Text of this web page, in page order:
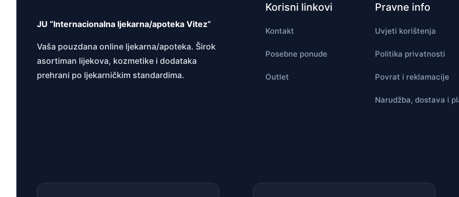
JU “Internacionalna ljekarna/apoteka Vitez”
Vaša pouzdana online ljekarna/apoteka. Širok
asortiman lijekova, kozmetike i dodataka
prehrani po ljekarničkim standardima.
Korisni linkovi
Kontakt
Posebne ponude
Outlet
Pravne info
Uvjeti korištenja
Politika privatnosti
Povrat i reklamacije
Narudžba, dostava i